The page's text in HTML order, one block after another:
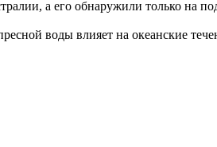
а его обнаружили только на
воды влияет на океанские